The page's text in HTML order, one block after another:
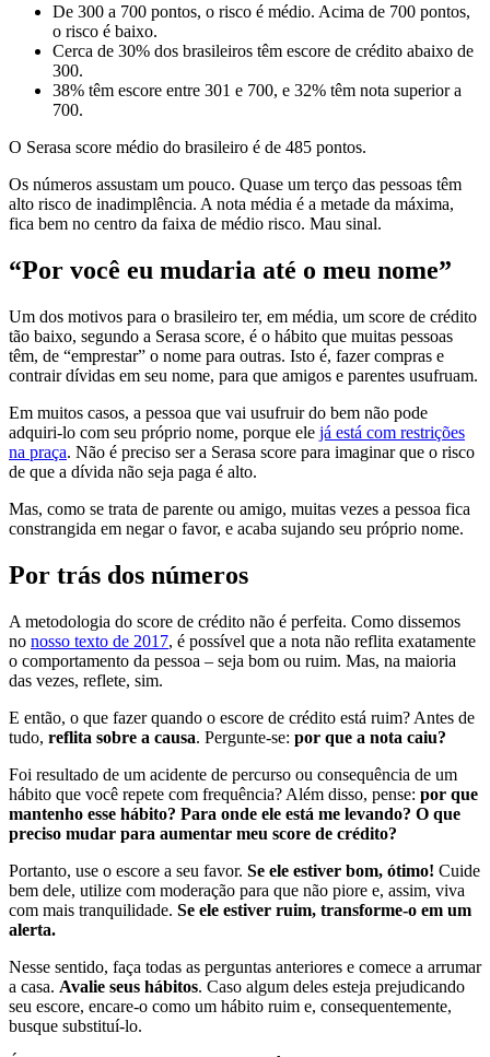
De 300 a 700 pontos, o risco é médio. Acima de 700 pontos,
o risco é baixo.
Cerca de 30% dos brasileiros têm escore de crédito abaixo de
300.
38% têm escore entre 301 e 700, e 32% têm nota superior a
700.
O Serasa score médio do brasileiro é de 485 pontos.
Os números assustam um pouco. Quase um terço das pessoas têm
alto risco de inadimplência. A nota média é a metade da máxima,
fica bem no centro da faixa de médio risco. Mau sinal.
“Por você eu mudaria até o meu nome”
Um dos motivos para o brasileiro ter, em média, um score de crédito
tão baixo, segundo a Serasa score, é o hábito que muitas pessoas
têm, de “emprestar” o nome para outras. Isto é, fazer compras e
contrair dívidas em seu nome, para que amigos e parentes usufruam.
Em muitos casos, a pessoa que vai usufruir do bem não pode
adquiri-lo com seu próprio nome, porque ele já está com restrições
na praça. Não é preciso ser a Serasa score para imaginar que o risco
de que a dívida não seja paga é alto.
Mas, como se trata de parente ou amigo, muitas vezes a pessoa fica
constrangida em negar o favor, e acaba sujando seu próprio nome.
Por trás dos números
A metodologia do score de crédito não é perfeita. Como dissemos
no nosso texto de 2017, é possível que a nota não reflita exatamente
o comportamento da pessoa – seja bom ou ruim. Mas, na maioria
das vezes, reflete, sim.
E então, o que fazer quando o escore de crédito está ruim? Antes de
tudo, reflita sobre a causa. Pergunte-se: por que a nota caiu?
Foi resultado de um acidente de percurso ou consequência de um
hábito que você repete com frequência? Além disso, pense: por que
mantenho esse hábito? Para onde ele está me levando? O que
preciso mudar para aumentar meu score de crédito?
Portanto, use o escore a seu favor. Se ele estiver bom, ótimo! Cuide
bem dele, utilize com moderação para que não piore e, assim, viva
com mais tranquilidade. Se ele estiver ruim, transforme-o em um
alerta.
Nesse sentido, faça todas as perguntas anteriores e comece a arrumar
a casa. Avalie seus hábitos. Caso algum deles esteja prejudicando
seu escore, encare-o como um hábito ruim e, consequentemente,
busque substituí-lo.